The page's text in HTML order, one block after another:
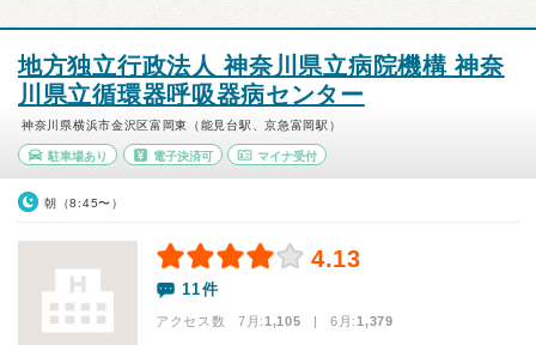
地方独立行政法人 神奈川県立病院機構 神奈
川県立循環器呼吸器病センター
神奈川県横浜市金沢区富岡東（能見台駅、京急富岡駅）
駐車場あり 電子決済可 マイナ受付
朝（8:45〜）
4.13
11件
アクセス数 7月:1,105 | 6月:1,379